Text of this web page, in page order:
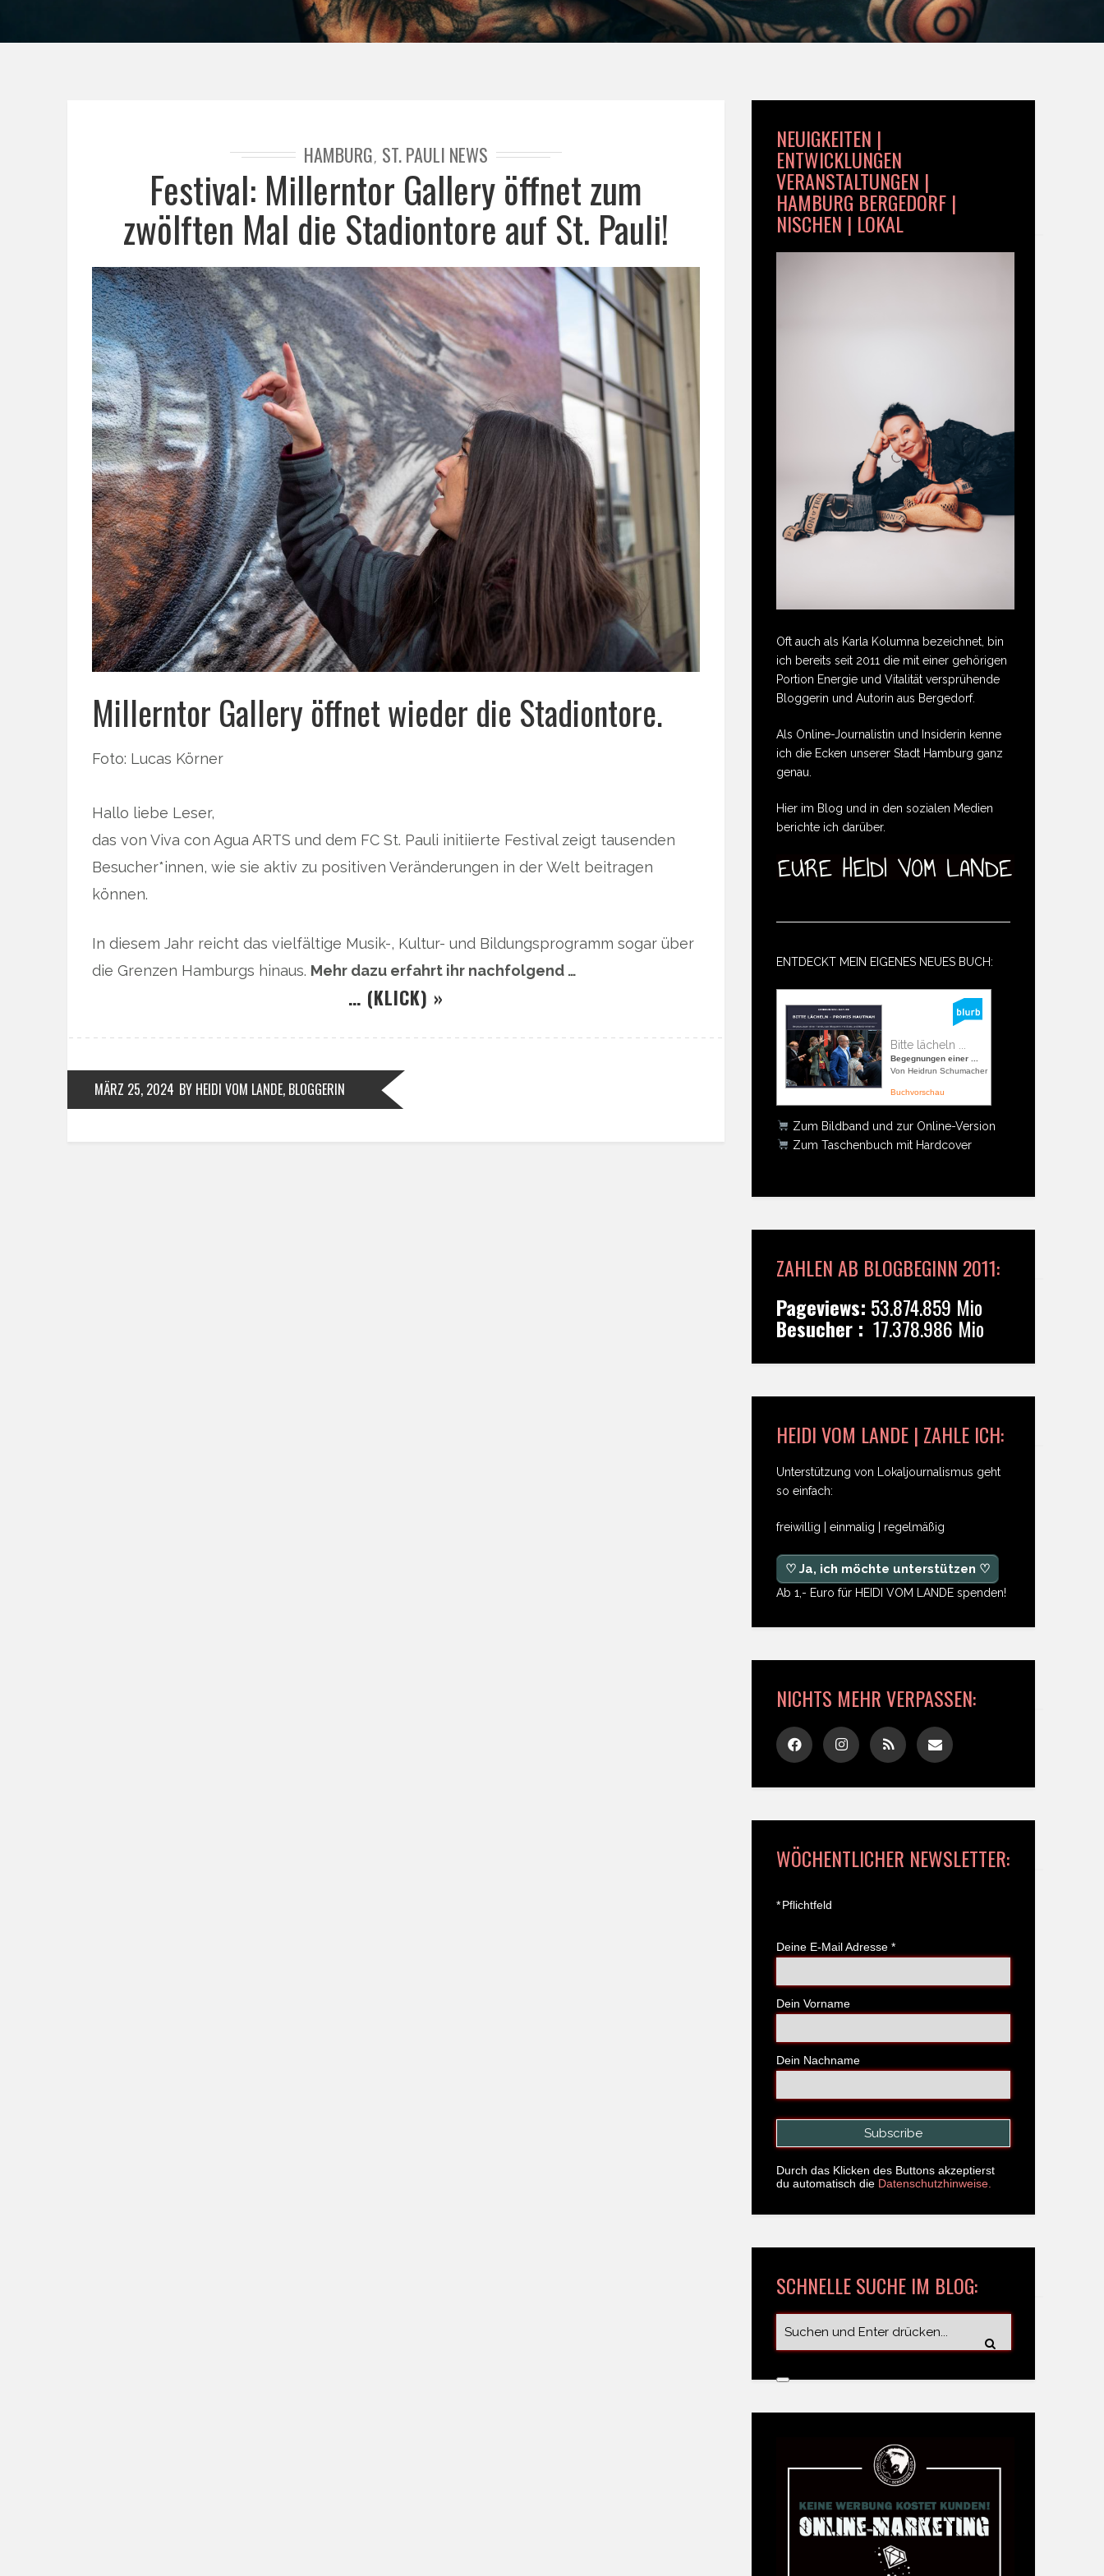
HAMBURG, ST. PAULI NEWS
Festival: Millerntor Gallery öffnet zum
zwölften Mal die Stadiontore auf St. Pauli!
Millerntor Gallery öffnet wieder die Stadiontore.
Foto: Lucas Körner
Hallo liebe Leser,
das von Viva con Agua ARTS und dem FC St. Pauli initiierte Festival zeigt tausenden
Besucher*innen, wie sie aktiv zu positiven Veränderungen in der Welt beitragen
können.
In diesem Jahr reicht das vielfältige Musik-, Kultur- und Bildungsprogramm sogar über
die Grenzen Hamburgs hinaus. Mehr dazu erfahrt ihr nachfolgend …
… (KLICK) »
MÄRZ 25, 2024 BY HEIDI VOM LANDE, BLOGGERIN
NEUIGKEITEN |
ENTWICKLUNGEN
VERANSTALTUNGEN |
HAMBURG BERGEDORF |
NISCHEN | LOKAL
Oft auch als Karla Kolumna bezeichnet, bin
ich bereits seit 2011 die mit einer gehörigen
Portion Energie und Vitalität versprühende
Bloggerin und Autorin aus Bergedorf.
Als Online-Journalistin und Insiderin kenne
ich die Ecken unserer Stadt Hamburg ganz
genau.
Hier im Blog und in den sozialen Medien
berichte ich darüber.
ENTDECKT MEIN EIGENES NEUES BUCH:
Bitte lächeln ...
Begegnungen einer ...
Von Heidrun Schumacher
Buchvorschau
Zum Bildband und zur Online-Version
Zum Taschenbuch mit Hardcover
ZAHLEN AB BLOGBEGINN 2011:
Pageviews: 53.874.859 Mio
Besucher : 17.378.986 Mio
HEIDI VOM LANDE | ZAHLE ICH:
Unterstützung von Lokaljournalismus geht
so einfach:
freiwillig | einmalig | regelmäßig
♡ Ja, ich möchte unterstützen ♡
Ab 1,- Euro für HEIDI VOM LANDE spenden!
NICHTS MEHR VERPASSEN:
WÖCHENTLICHER NEWSLETTER:
*Pflichtfeld
Deine E-Mail Adresse *
Dein Vorname
Dein Nachname
Durch das Klicken des Buttons akzeptierst
du automatisch die Datenschutzhinweise.
SCHNELLE SUCHE IM BLOG: